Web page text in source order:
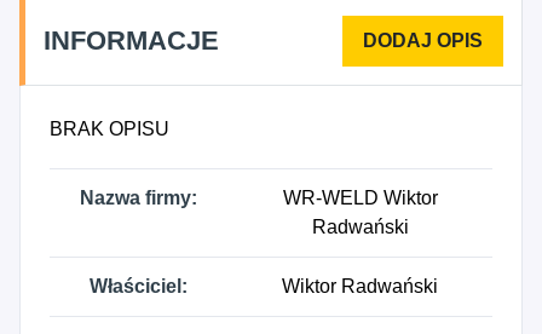
INFORMACJE
BRAK OPISU
Nazwa firmy:
WR-WELD Wiktor
Radwański
Właściciel: Wiktor Radwański